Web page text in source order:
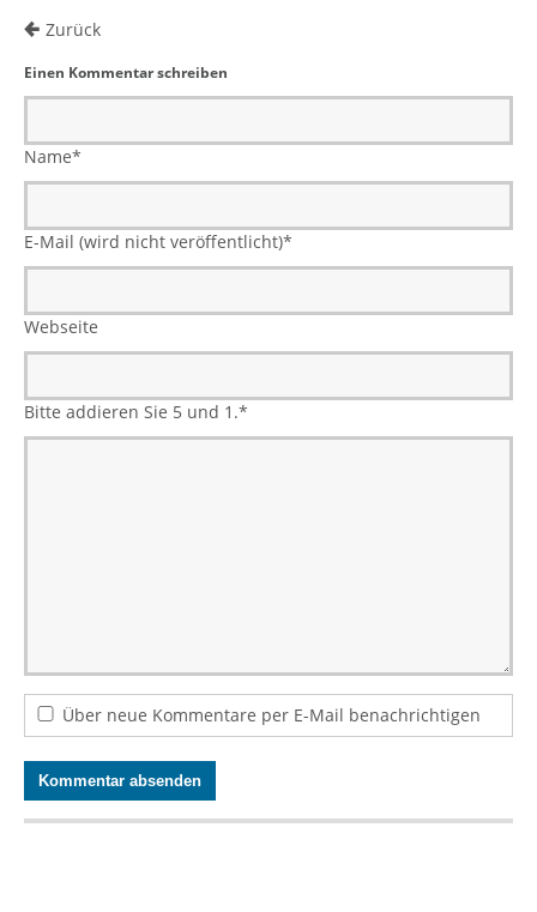
Zurück
Einen Kommentar schreiben
Name*
E-Mail (wird nicht veröffentlicht)*
Webseite
Bitte addieren Sie 5 und 1.*
Über neue Kommentare per E-Mail benachrichtigen